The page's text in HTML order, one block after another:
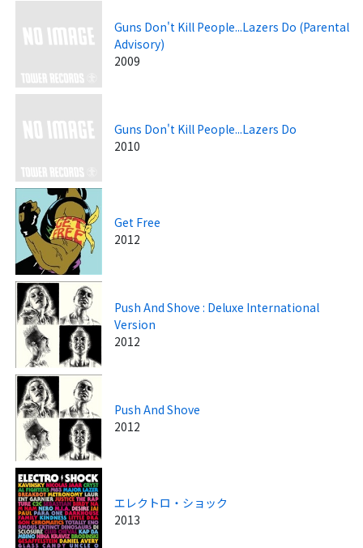
Guns Don't Kill People...Lazers Do (Parental
Advisory)
2009
Guns Don't Kill People...Lazers Do
2010
Get Free
2012
Push And Shove : Deluxe International
Version
2012
Push And Shove
2012
エレクトロ・ショック
2013